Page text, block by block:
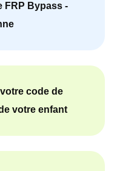
FRP Bypass -
code de
votre enfant